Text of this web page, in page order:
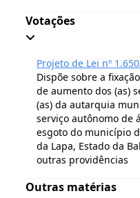
Votações
Projeto de Lei nº
Dispõe sobre a
de aumento dos (as)
(as) da autarquia
serviço autônomo de
esgoto do município
da Lapa, Estado da
outras providências
Outras matérias